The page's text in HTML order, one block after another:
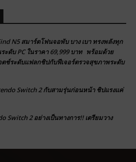
N5 สมาร์ตโฟนจอพับ บาง เบา ทรงพลังทุก
ะดับ PC ในราคา 69,999 บาท พร้อมด้วย
ตช์ระดับแฟลกชิปกับฟีเจอร์ตรวจสุขภาพระดับ
Switch 2 กับสามรุ่นก่อนหน้า ชิปแรงแค่
Switch 2 อย่างเป็นทางการ!! เตรียมวาง